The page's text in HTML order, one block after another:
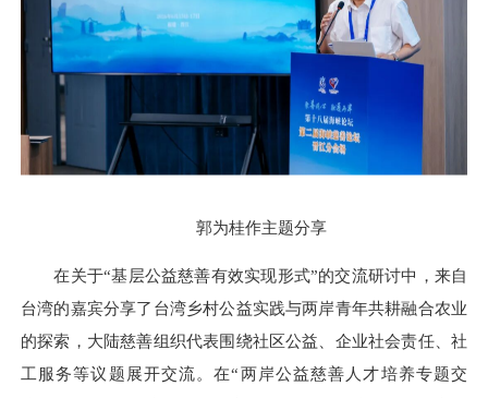
郭为桂作主题分享
在关于“基层公益慈善有效实现形式”的交流研讨中，来自
台湾的嘉宾分享了台湾乡村公益实践与两岸青年共耕融合农业
的探索，大陆慈善组织代表围绕社区公益、企业社会责任、社
工服务等议题展开交流。在“两岸公益慈善人才培养专题交